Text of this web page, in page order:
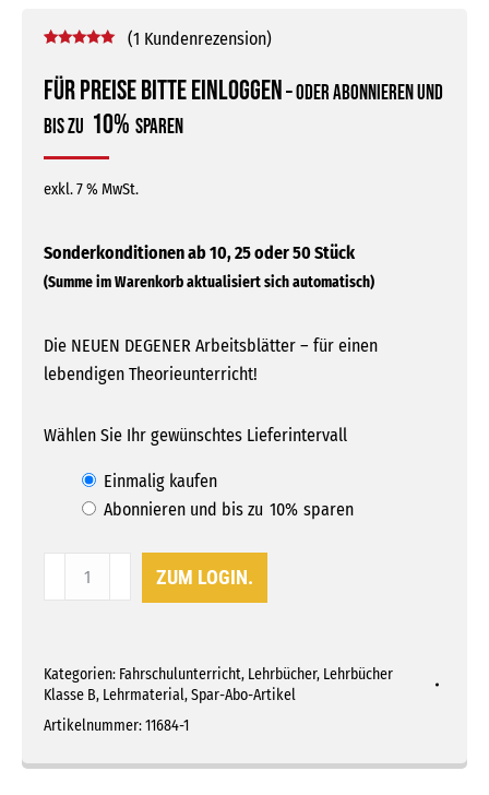
Für Preise bitte einloggen–oder abonnieren und
bis zu 10% sparen
5.00
basierend
Kundenbewertung
(1 Kundenrezension)
exkl. 7 % MwSt.
Die NEUEN DEGENER Arbeitsblätter – für einen
lebendigen Theorieunterricht!
Wählen Sie Ihr gewünschtes Lieferintervall
Wähle
eine
Kaufart
aus
Einmalig kaufen
Abonnieren und bis zu 10% sparen
ZUM LOGIN.
Kategorien: Fahrschulunterricht, Lehrbücher, Lehrbücher
Klasse B, Lehrmaterial,Spar-Abo-Artikel
Artikelnummer:11684-1